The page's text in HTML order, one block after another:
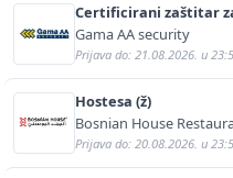
Certificirani zaštitar
predstavništva (m/ž)
Gama AA security
Prijava do: 21.08.2026. u
Hostesa (ž)
Bosnian House
Prijava do: 20.08.2026. u